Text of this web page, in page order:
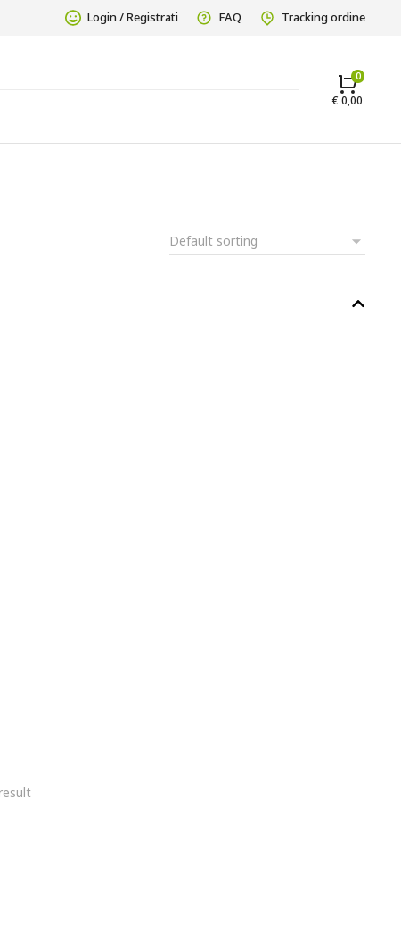
Login / Registrati FAQ Tracking ordine
€ 0,00